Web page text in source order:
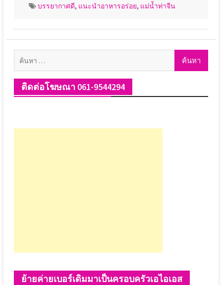
บรรยากาศดี, แนะนำอาหารอร่อย, แม่น้ำท่าจีน
ค้นหา
ติดต่อโฆษณา 061-9544294
ย้ายค่ายเบอร์เดิมมาเป็นครอบครัวเอไอเอส